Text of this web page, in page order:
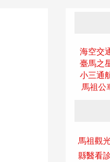
海空交
臺馬之
小三通
馬祖公
馬祖觀
縣醫看